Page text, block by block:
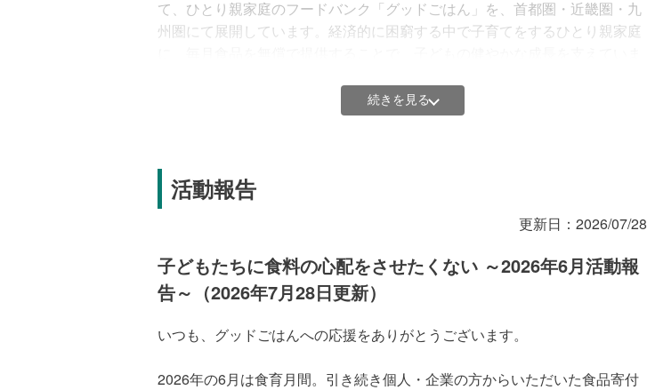
て、ひとり親家庭のフードバンク「グッドごはん」を、首都圏・近畿圏・九
州圏にて展開しています。経済的に困窮する中で子育てをするひとり親家庭
続きを見る
活動報告
更新日： 2026/07/28
子どもたちに食料の心配をさせたくない ～2026年6月活動報
告～（2026年7月28日更新）
いつも、グッドごはんへの応援をありがとうございます。
2026年の6月は食育月間。引き続き個人・企業の方からいただいた食品寄付